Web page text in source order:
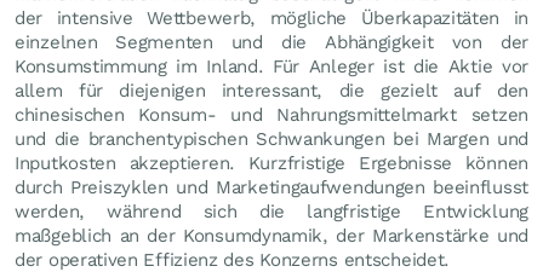
der intensive Wettbewerb, mögliche Überkapazitäten in
einzelnen Segmenten und die Abhängigkeit von der
Konsumstimmung im Inland. Für Anleger ist die Aktie vor
allem für diejenigen interessant, die gezielt auf den
chinesischen Konsum- und Nahrungsmittelmarkt setzen
und die branchentypischen Schwankungen bei Margen und
Inputkosten akzeptieren. Kurzfristige Ergebnisse können
durch Preiszyklen und Marketingaufwendungen beeinflusst
werden, während sich die langfristige Entwicklung
maßgeblich an der Konsumdynamik, der Markenstärke und
der operativen Effizienz des Konzerns entscheidet.